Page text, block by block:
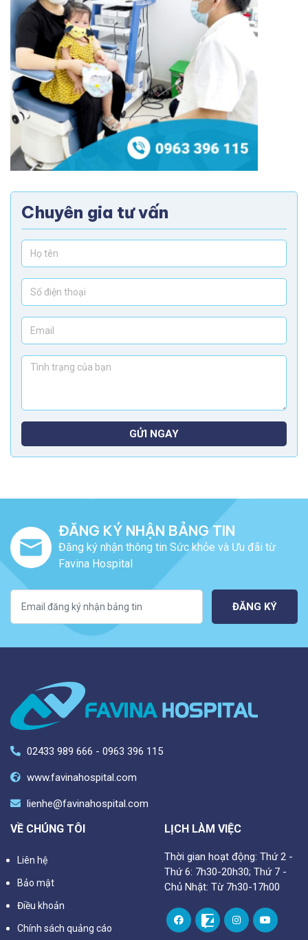
Chuyên gia tư vấn
GỬI NGAY
ĐĂNG KÝ NHẬN BẢNG TIN
Đăng ký nhận thông tin Sức khỏe và Ưu đãi từ
Favina Hospital
ĐĂNG KÝ
02433 989 666 - 0963 396 115
www.favinahospital.com
lienhe@favinahospital.com
VỀ CHÚNG TÔI
Liên hệ
Bảo mật
Điều khoản
Chính sách quảng cáo
LỊCH LÀM VIỆC
Thời gian hoạt động: Thứ 2 -
Thứ 6: 7h30-20h30; Thứ 7 -
Chủ Nhật: Từ 7h30-17h00